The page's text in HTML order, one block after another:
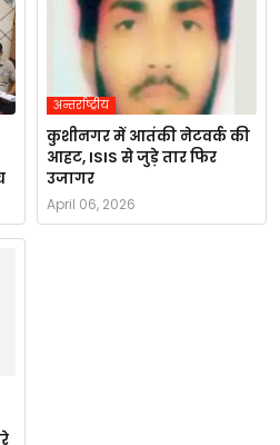
अन्तर्राष्ट्रीय
कुशीनगर में आतंकी नेटवर्क की
आहट, ISIS से जुड़े तार फिर
उजागर
April 06, 2026